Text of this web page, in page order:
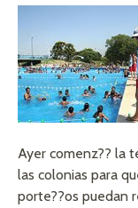
Ayer comenz?? la
las colonias para
porte??os puedan